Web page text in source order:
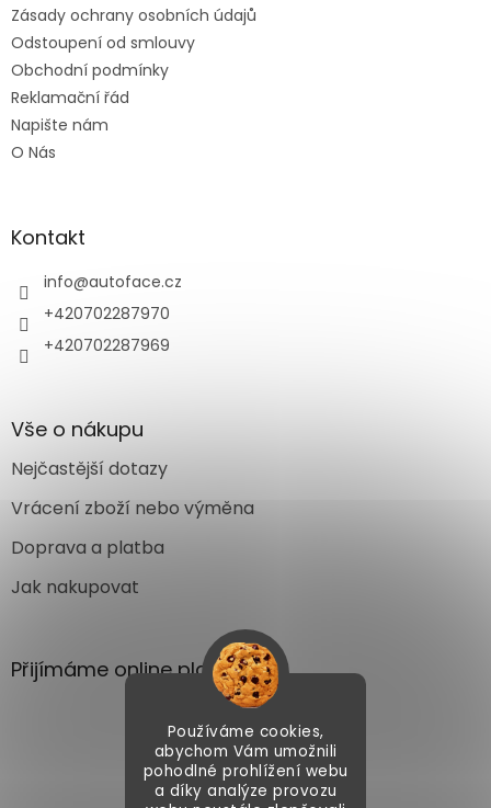
Používáme cookies,
abychom Vám umožnili
pohodlné prohlížení webu
a díky analýze provozu
Zásady ochrany osobních údajů
Odstoupení od smlouvy
Obchodní podmínky
Reklamační řád
Napište nám
O Nás
Kontakt
info@autoface.cz
+420702287970
+420702287969
Vše o nákupu
Nejčastější dotazy
Vrácení zboží nebo výměna
Doprava a platba
Jak nakupovat
Přijímáme online platby